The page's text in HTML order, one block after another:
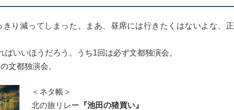
り減ってしまった。まあ、昼席には行きたくはないよな、正
ばいいほうだろう。うち1回は必ず文都独演会。
文都独演会。
＜ネタ帳＞
北の旅リレー 『池田の猪買い』